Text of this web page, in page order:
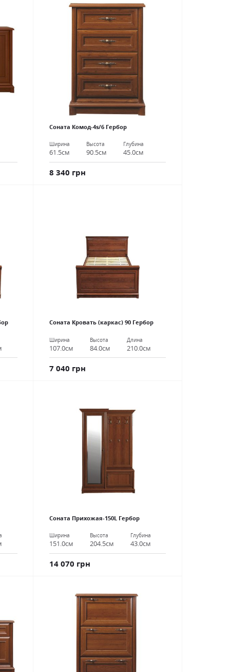
Соната Комод-4s/6 Гербор
Ширина
61.5см
Высота
90.5см
Глубина
45.0см
8 340 грн
Соната Кровать (каркас) 90 Гербор
Ширина
107.0см
Высота
84.0см
Длина
210.0см
7 040 грн
Соната Прихожая-150L Гербор
Ширина
151.0см
Высота
204.5см
Глубина
43.0см
14 070 грн